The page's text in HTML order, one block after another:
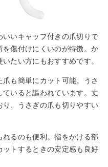
いキャップ付きの爪切りで
傷付けにくいのが特徴。か
たい方にもおすすめです。
も簡単にカット可能。うさ
いると謳われています。丈
、うさぎの爪も切りやすい
るのも便利。指をかける部
トするときの安定感も良好